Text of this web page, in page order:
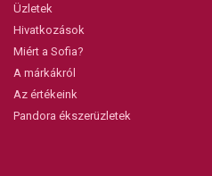
Üzletek
Hivatkozások
Miért a Sofia?
A márkákról
Az értékeink
Pandora ékszerüzletek